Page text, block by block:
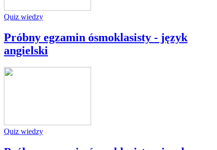
Quiz wiedzy
Próbny egzamin ósmoklasisty - język
angielski
Quiz wiedzy